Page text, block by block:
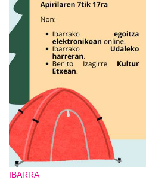
IBARRA